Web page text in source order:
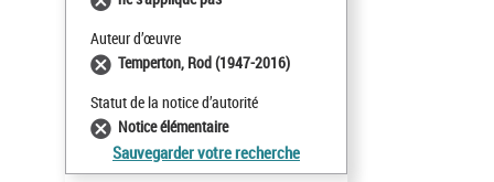
Auteur d’œuvre
Temperton, Rod (1947-2016)
Statut de la notice d’autorité
Notice élémentaire
Sauvegarder votre recherche